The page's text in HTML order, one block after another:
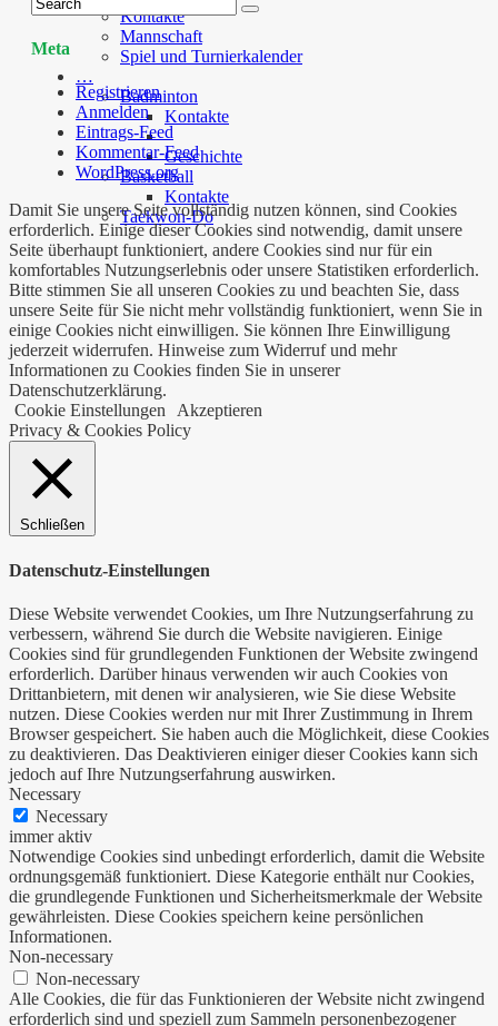
Kontakte
Mannschaft
Spiel und Turnierkalender
…
Badminton
Kontakte
Geschichte
Basketball
Kontakte
Taekwon-Do
Meta
Registrieren
Anmelden
Eintrags-Feed
Kommentar-Feed
WordPress.org
Damit Sie unsere Seite vollständig nutzen können, sind Cookies
erforderlich. Einige dieser Cookies sind notwendig, damit unsere
Seite überhaupt funktioniert, andere Cookies sind nur für ein
komfortables Nutzungserlebnis oder unsere Statistiken erforderlich.
Bitte stimmen Sie all unseren Cookies zu und beachten Sie, dass
unsere Seite für Sie nicht mehr vollständig funktioniert, wenn Sie in
einige Cookies nicht einwilligen. Sie können Ihre Einwilligung
jederzeit widerrufen. Hinweise zum Widerruf und mehr
Informationen zu Cookies finden Sie in unserer
Datenschutzerklärung.
Cookie Einstellungen
Akzeptieren
Privacy & Cookies Policy
Schließen
Datenschutz-Einstellungen
Diese Website verwendet Cookies, um Ihre Nutzungserfahrung zu
verbessern, während Sie durch die Website navigieren. Einige
Cookies sind für grundlegenden Funktionen der Website zwingend
erforderlich. Darüber hinaus verwenden wir auch Cookies von
Drittanbietern, mit denen wir analysieren, wie Sie diese Website
nutzen. Diese Cookies werden nur mit Ihrer Zustimmung in Ihrem
Browser gespeichert. Sie haben auch die Möglichkeit, diese Cookies
zu deaktivieren. Das Deaktivieren einiger dieser Cookies kann sich
jedoch auf Ihre Nutzungserfahrung auswirken.
Necessary
Necessary
immer aktiv
Notwendige Cookies sind unbedingt erforderlich, damit die Website
ordnungsgemäß funktioniert. Diese Kategorie enthält nur Cookies,
die grundlegende Funktionen und Sicherheitsmerkmale der Website
gewährleisten. Diese Cookies speichern keine persönlichen
Informationen.
Non-necessary
Non-necessary
Alle Cookies, die für das Funktionieren der Website nicht zwingend
erforderlich sind und speziell zum Sammeln personenbezogener